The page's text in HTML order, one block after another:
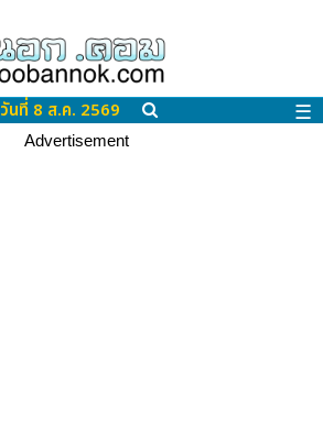
วันที่ 8 ส.ค. 2569 ☰
Advertisement